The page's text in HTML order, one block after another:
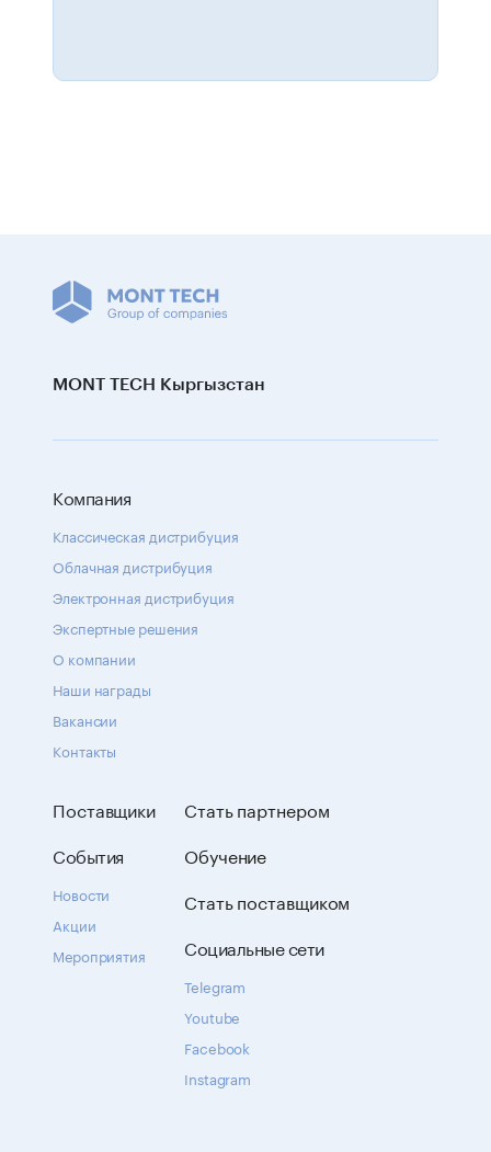
MONT TECH Кыргызстан
Компания
Классическая дистрибуция
Облачная дистрибуция
Электронная дистрибуция
Экспертные решения
О компании
Наши награды
Вакансии
Контакты
Поставщики
События
Новости
Акции
Мероприятия
Стать партнером
Обучение
Стать поставщиком
Социальные сети
Telegram
Youtube
Facebook
Instagram